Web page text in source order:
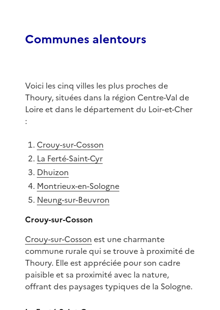
Communes alentours
Voici les cinq villes les plus proches de
Thoury, situées dans la région Centre-Val de
Loire et dans le département du Loir-et-Cher
:
Crouy-sur-Cosson
La Ferté-Saint-Cyr
Dhuizon
Montrieux-en-Sologne
Neung-sur-Beuvron
Crouy-sur-Cosson
Crouy-sur-Cosson est une charmante
commune rurale qui se trouve à proximité de
Thoury. Elle est appréciée pour son cadre
paisible et sa proximité avec la nature,
offrant des paysages typiques de la Sologne.